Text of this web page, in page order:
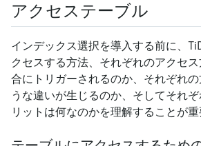
アクセステーブル
インデックス選択を導入する前に、
クセスする方法、それぞれのアクセ
合にトリガーされるのか、それぞれ
うな違いが生じるのか、そしてそれ
リットは何なのかを理解することが重